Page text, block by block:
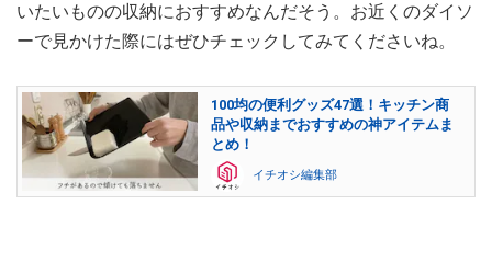
いたいものの収納におすすめなんだそう。お近くのダイソ
ーで見かけた際にはぜひチェックしてみてくださいね。
100均の便利グッズ47選！キッチン商
品や収納までおすすめの神アイテムま
とめ！
イチオシ編集部